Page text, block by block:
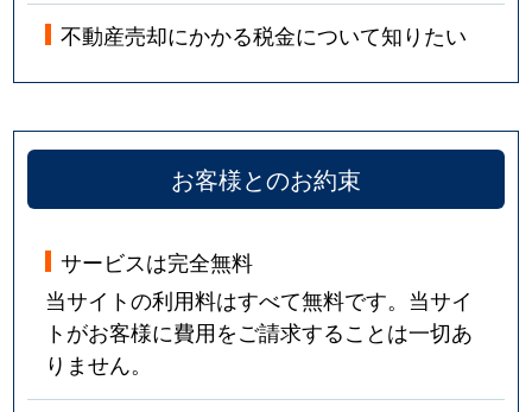
不動産売却にかかる税金について知りたい
お客様とのお約束
サービスは完全無料
当サイトの利用料はすべて無料です。当サイ
トがお客様に費用をご請求することは一切あ
りません。